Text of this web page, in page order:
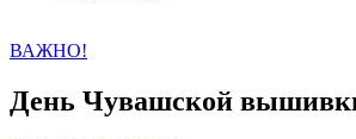
ВАЖНО!
День Чувашской